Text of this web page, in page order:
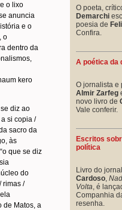
o lixo
anuncia
e o
o
dentro da
kero
diz ao
si copia /
sacro da
às
que se diz
do
rimas /
de Matos, a
O poeta,
Demarchi
poesia de
Confira.
A poética da
O jornalista e
Almir Zarfeg
novo livro de
Vale conferir.
Escritos
política
Livro do
Cardoso
Volta , é
Companhia
resenha.